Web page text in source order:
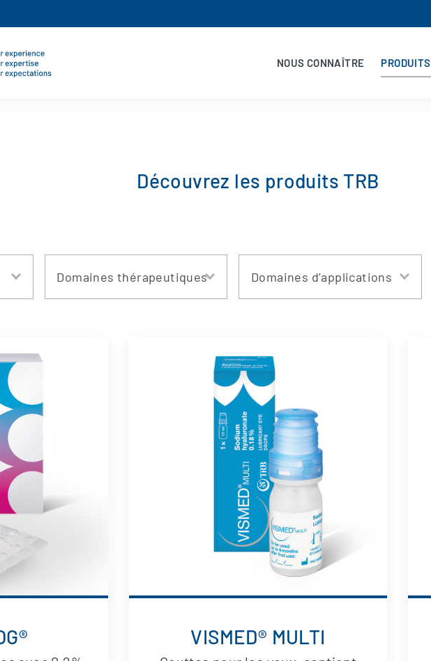
NOUS CONNAÎTRE PRODUITS
Découvrez les produits TRB
Domaines thérapeutiques Domaines d’applications
VISMED® MULTI